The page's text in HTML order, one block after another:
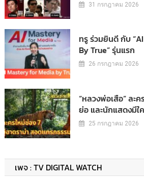
31 กรกฎาคม 2026
ทรู ร่วมยินดี กับ
By True” รุ่นแรก
26 กรกฎาคม 2026
“หลวงพ่อเสือ” ละ
ย่อ และนักแสดงมีใ
25 กรกฎาคม 2026
เพจ : TV DIGITAL WATCH